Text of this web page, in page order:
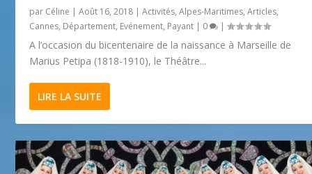
par Céline |Août 16, 2018 |Activités,Alpes-Maritimes,Articles,
Cannes, Département, Evénement, Payant | 0 |
A l’occasion du bicentenaire de la naissance à Marseille de
Marius Petipa (1818-1910), le Théâtre...
LIRE LA SUITE